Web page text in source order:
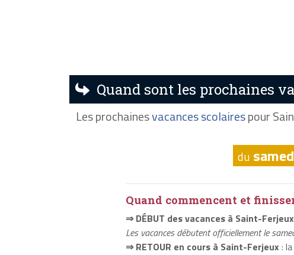
Quand sont les prochaines
Les prochainesvacances scolairespour
du
Quand commencent et
⇒ DÉBUT des vacances à Saint-Ferjeux
Les vacances débutent officiellement le
⇒ RETOUR en cours à Saint-Ferjeux :